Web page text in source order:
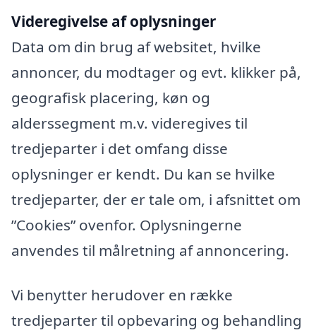
Videregivelse af oplysninger
Data om din brug af websitet, hvilke
annoncer, du modtager og evt. klikker på,
geografisk placering, køn og
alderssegment m.v. videregives til
tredjeparter i det omfang disse
oplysninger er kendt. Du kan se hvilke
tredjeparter, der er tale om, i afsnittet om
”Cookies” ovenfor. Oplysningerne
anvendes til målretning af annoncering.
Vi benytter herudover en række
tredjeparter til opbevaring og behandling